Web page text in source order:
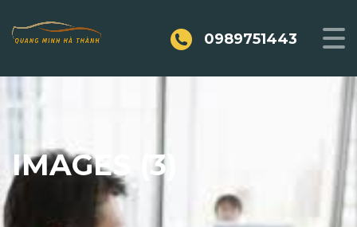
0989751443
IMAGES (3)